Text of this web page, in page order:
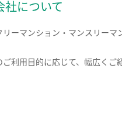
社について
リーマンション・マンスリーマ
利用目的に応じて、幅広くご